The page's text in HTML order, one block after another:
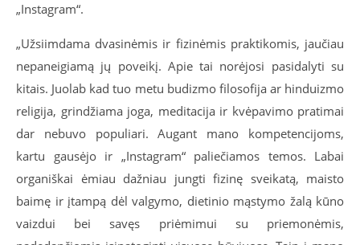
„Instagram“.
„Užsiimdama dvasinėmis ir fizinėmis praktikomis, jaučiau
nepaneigiamą jų poveikį. Apie tai norėjosi pasidalyti su
kitais. Juolab kad tuo metu budizmo filosofija ar hinduizmo
religija, grindžiama joga, meditacija ir kvėpavimo pratimai
dar nebuvo populiari. Augant mano kompetencijoms,
kartu gausėjo ir „Instagram“ paliečiamos temos. Labai
organiškai ėmiau dažniau jungti fizinę sveikatą, maisto
baimę ir įtampą dėl valgymo, dietinio mąstymo žalą kūno
vaizdui bei savęs priėmimui su priemonėmis,